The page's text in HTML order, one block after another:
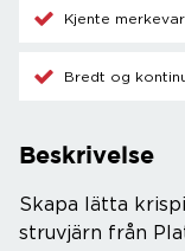
Kjente
Bredt og
Beskrivelse
Skapa lätta
struvjärn från